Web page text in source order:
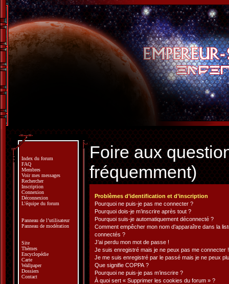
Foire aux
fréquemment)
Problèmes d’identification et d’inscription
Pourquoi ne puis-je pas me connecter ?
Pourquoi dois-je m’inscrire après tout ?
Pourquoi suis-je automatiquement déconnecté ?
Comment empêcher mon nom d’apparaître dans la
connectés ?
J’ai perdu mon mot de passe !
Je suis enregistré mais je ne peux pas me connecter !
Je me suis enregistré par le passé mais je ne peux
Que signifie COPPA ?
Pourquoi ne puis-je pas m’inscrire ?
À quoi sert « Supprimer les cookies du forum » ?
Index du forum
FAQ
Membres
Voir mes messages
Rechercher
Inscription
Connexion
Déconnexion
L’équipe du forum
Panneau de l’utilisateur
Panneau de modération
Site
Thèmes
Encyclopédie
Carte
Wallpaper
Dossiers
Contact